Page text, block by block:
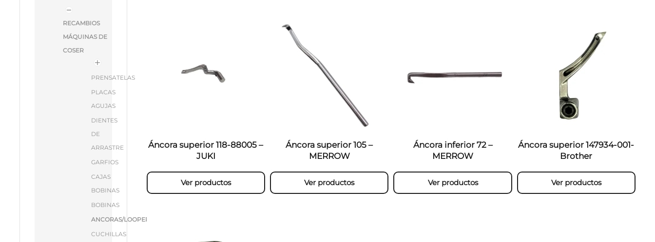
RECAMBIOS
MÁQUINAS DE
COSER
PRENSATELAS
PLACAS
AGUJAS
DIENTES
DE
ARRASTRE
GARFIOS
CAJAS
BOBINAS
BOBINAS
ANCORAS/LOOPERS
CUCHILLAS
Áncora superior 118-88005 –
JUKI
Ver productos
Áncora superior 105 –
MERROW
Ver productos
Áncora inferior 72 –
MERROW
Ver productos
Áncora superior 147934-001-
Brother
Ver productos